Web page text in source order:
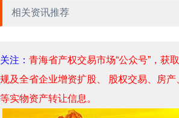
相关资讯推荐
关注： 青海省产权交易市场“公众号”，获
规及全省企业增资扩股、 股权交易、房
等实物资产转让信息。